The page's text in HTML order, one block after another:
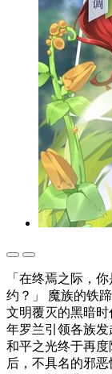
「在终焉之际，
约？」 魔族的铁
文明覆灭的黑暗
年罗兰引领各族发
和平之光终于再
后，不具名的邪